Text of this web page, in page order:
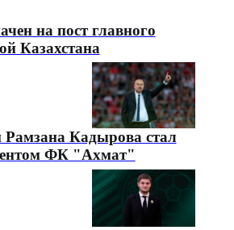
на пост главного
Казахстана
Рамзана Кадырова стал
ФК "Ахмат"